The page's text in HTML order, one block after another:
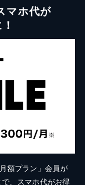
マホ代が
額プラン」会員が
、スマホ代がお得